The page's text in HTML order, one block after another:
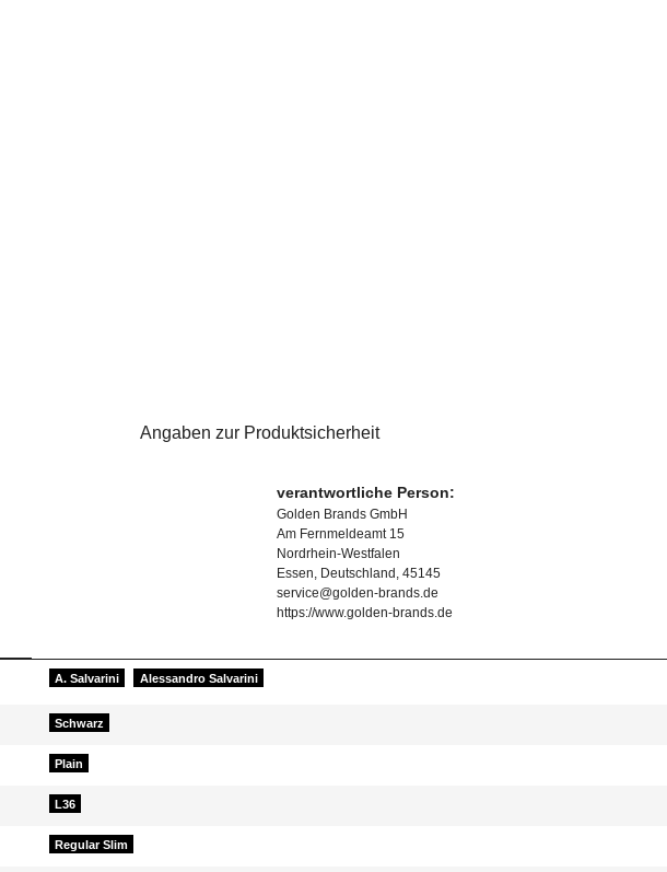
Angaben zur Produktsicherheit
verantwortliche Person:
Golden Brands GmbH
Am Fernmeldeamt 15
Nordrhein-Westfalen
Essen, Deutschland, 45145
service@golden-brands.de
https://www.golden-brands.de
A. Salvarini Alessandro Salvarini
Schwarz
Plain
L36
Regular Slim